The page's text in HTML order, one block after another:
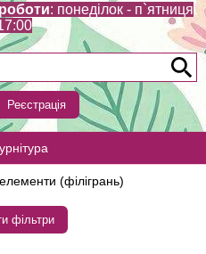
: понеділок - п`ятниця
Реєстрація
(філігрань)
фільтри